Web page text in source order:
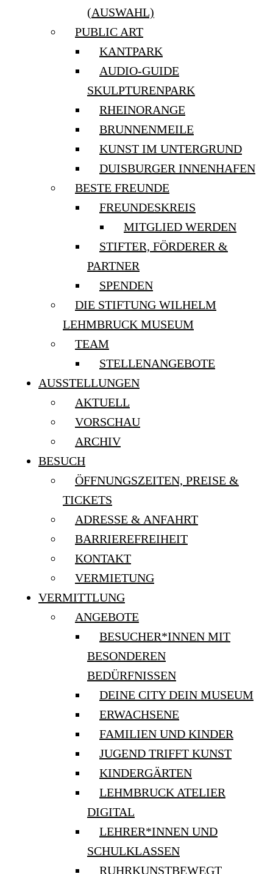
(AUSWAHL)
PUBLIC ART
KANTPARK
AUDIO-GUIDE
SKULPTURENPARK
RHEINORANGE
BRUNNENMEILE
KUNST IM UNTERGRUND
DUISBURGER INNENHAFEN
BESTE FREUNDE
FREUNDESKREIS
MITGLIED WERDEN
STIFTER, FÖRDERER &
PARTNER
SPENDEN
DIE STIFTUNG WILHELM
LEHMBRUCK MUSEUM
TEAM
STELLENANGEBOTE
AUSSTELLUNGEN
AKTUELL
VORSCHAU
ARCHIV
BESUCH
ÖFFNUNGSZEITEN, PREISE &
TICKETS
ADRESSE & ANFAHRT
BARRIEREFREIHEIT
KONTAKT
VERMIETUNG
VERMITTLUNG
ANGEBOTE
BESUCHER*INNEN MIT
BESONDEREN
BEDÜRFNISSEN
DEINE CITY DEIN MUSEUM
ERWACHSENE
FAMILIEN UND KINDER
JUGEND TRIFFT KUNST
KINDERGÄRTEN
LEHMBRUCK ATELIER
DIGITAL
LEHRER*INNEN UND
SCHULKLASSEN
RUHRKUNSTBEWEGT